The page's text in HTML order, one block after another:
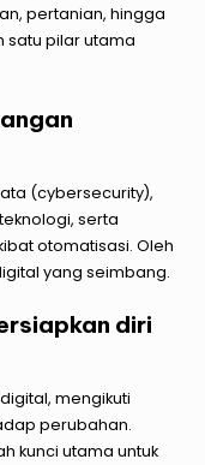
pertanian, hingga
satu pilar utama
(cybersecurity),
serta
otomatisasi. Oleh
yang seimbang.
diri
mengikuti
perubahan.
kunci utama untuk